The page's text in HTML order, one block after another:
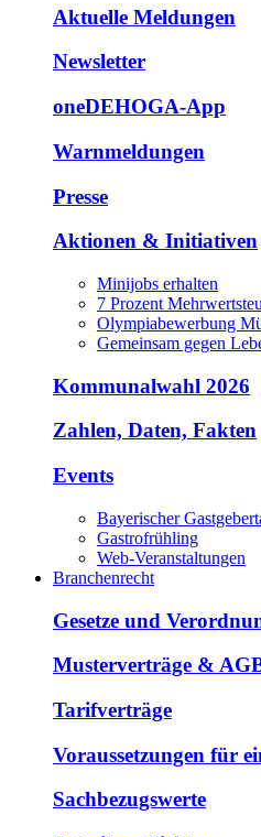
Aktuelle Meldungen
Newsletter
oneDEHOGA-App
Warnmeldungen
Presse
Aktionen & Initiativen
Minijobs erhalten
7 Prozent
Olympiabewerbung
Gemeinsam gegen
Kommunalwahl 2026
Zahlen, Daten, Fakten
Events
Bayerischer
Gastrofrühling
Web-Veranstaltungen
Branchenrecht
Gesetze und
Musterverträge &
Tarifverträge
Voraussetzungen für
Sachbezugswerte